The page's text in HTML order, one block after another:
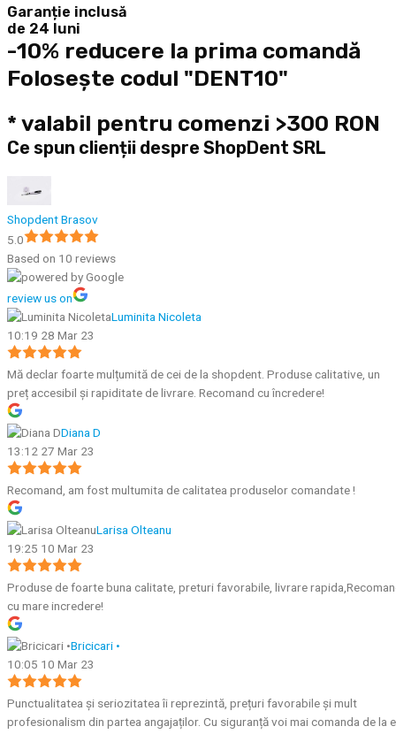
Garanție inclusă
de 24 luni
-10% reducere la prima comandă
Folosește codul "DENT10"
* valabil pentru comenzi >300 RON
Ce spun clienții despre ShopDent SRL
Shopdent Brasov
5.0
Based on 10 reviews
review us on
Luminita Nicoleta
10:19 28 Mar 23
Mă declar foarte mulțumită de cei de la shopdent. Produse calitative, un
preț accesibil și rapiditate de livrare. Recomand cu încredere!
Diana D
13:12 27 Mar 23
Recomand, am fost multumita de calitatea produselor comandate !
Larisa Olteanu
19:25 10 Mar 23
Produse de foarte buna calitate, preturi favorabile, livrare
cu mare incredere!
Bricicari •
10:05 10 Mar 23
Punctualitatea și seriozitatea îi reprezintă, prețuri favorabile și mult
profesionalism din partea angajaților. Cu siguranță voi mai comanda de la